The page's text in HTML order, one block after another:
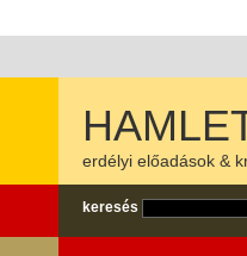
erdélyi előadások &
keresés